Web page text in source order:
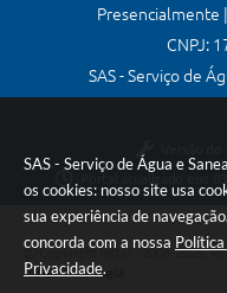
SAS - Serviço de Água e
os cookies: nosso site usa
sua experiência de
concorda com a nossa
Privacidade.
Presencialmente
CNPJ:
SAS - Serviço de
Copyright Instar - 2006-2026.
Instar Tecnologia